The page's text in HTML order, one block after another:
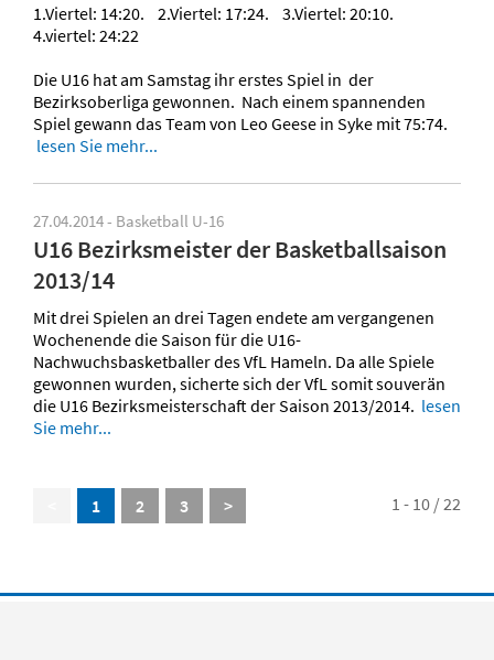
1.Viertel: 14:20. 2.Viertel: 17:24. 3.Viertel: 20:10.
4.viertel: 24:22
Die U16 hat am Samstag ihr erstes Spiel in der
Bezirksoberliga gewonnen. Nach einem spannenden
Spiel gewann das Team von Leo Geese in Syke mit 75:74.
lesen Sie mehr...
27.04.2014 - Basketball U-16
U16 Bezirksmeister der Basketballsaison
2013/14
Mit drei Spielen an drei Tagen endete am vergangenen
Wochenende die Saison für die U16-
Nachwuchsbasketballer des VfL Hameln. Da alle Spiele
gewonnen wurden, sicherte sich der VfL somit souverän
die U16 Bezirksmeisterschaft der Saison 2013/2014. lesen
Sie mehr...
1 2 3 > 1 - 10 / 22